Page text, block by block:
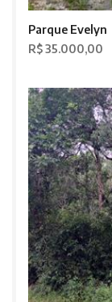
Parque Evelyn
R$ 35.000,00